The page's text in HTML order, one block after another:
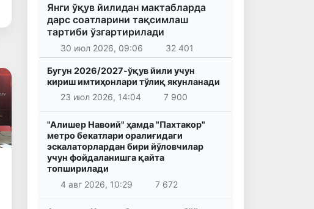
Янги ўқув йилидан мактабларда
дарс соатларини тақсимлаш
тартиби ўзгартирилади
30 июл 2026, 09:06 32 401
Бугун 2026/2027-ўқув йили учун
кириш имтиҳонлари тўлиқ якунланади
23 июл 2026, 14:04
7 900
"Алишер Навоий" ҳамда "Пахтакор"
метро бекатлари оралиғидаги
эскалаторлардан бири йўловчилар
учун фойдаланишга қайта
топширилади
4 авг 2026, 10:29
7 672